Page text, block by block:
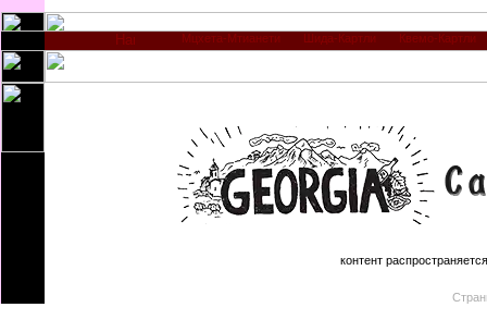
Мцхета-Мтианети Шида-Картли Квемо-Картли
контент